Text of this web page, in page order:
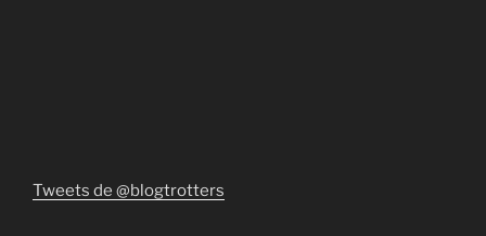
Tweets de @blogtrotters